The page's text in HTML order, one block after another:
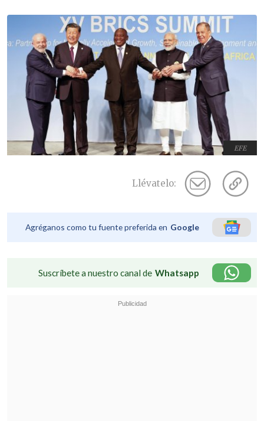
EFE
Llévatelo:
Agréganos como tu fuente preferida en Google
Suscríbete a nuestro canal de Whatsapp